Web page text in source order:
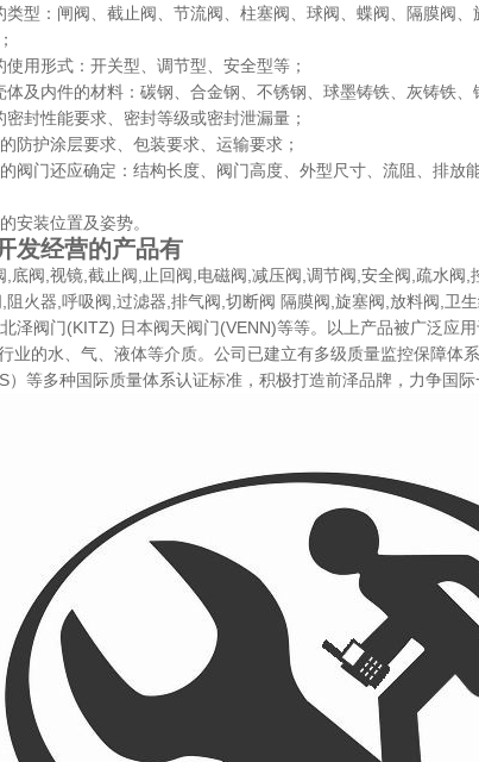
类型：闸阀、截止阀、节流阀、柱塞阀、球阀、蝶阀、隔膜阀
用形式：开关型、调节型、安全型等；
体及内件的材料：碳钢、合金钢、不锈钢、球墨铸铁、灰铸铁、
封性能要求、密封等级或密封泄漏量；
防护涂层要求、包装要求、运输要求；
阀门还应确定：结构长度、阀门高度、外型尺寸、流阻、排放
安装位置及姿势。
发经营的产品有
,底阀,视镜,截止阀,止回阀,电磁阀,减压阀,调节阀,安全阀,疏水阀,
阻火器,呼吸阀,过滤器,排气阀,切断阀 隔膜阀,旋塞阀,放料阀,卫
泽阀门(KITZ) 日本阀天阀门(VENN)等等。以上产品被广泛应
业的水、气、液体等介质。公司已建立有多级质量监控保障体
）等多种国际质量体系认证标准，积极打造前泽品牌，力争国际